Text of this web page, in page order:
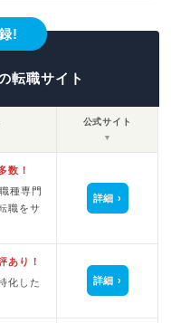
!
転職サイト
公式サイト
▼
数！
種専門
職をサ
詳細
あり！
化した
詳細